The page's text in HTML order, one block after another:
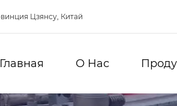
Цзянсу, Китай
Главная О Нас